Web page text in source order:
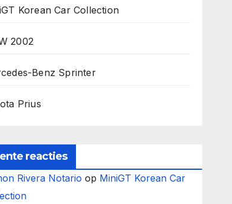
Korean Car Collection
2002
Benz Sprinter
Prius
reacties
Rivera Notario op MiniGT Korean Car